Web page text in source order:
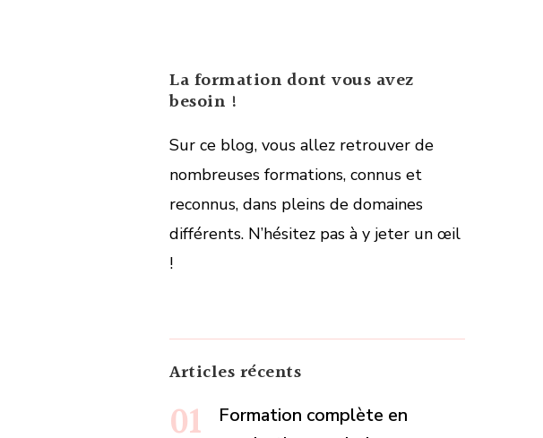
La formation dont vous avez
besoin !
Sur ce blog, vous allez retrouver de
nombreuses formations, connus et
reconnus, dans pleins de domaines
différents. N’hésitez pas à y jeter un œil
!
Articles récents
Formation complète en